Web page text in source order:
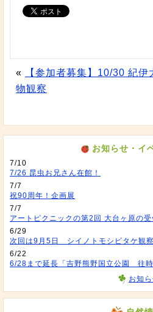
«
【参加者募集】10/30 紀
物観察
お知らせ・イ
7/10
7/26 昆虫お兄さん在館！
7/7
祝90周年！企画展
7/7
アートピクニックの第2回 大台ヶ原の受
6/29
次回は9月5日 シイノトモシビタケ観
6/22
6/28まで延長「吉野熊野国立公園 往時
お知